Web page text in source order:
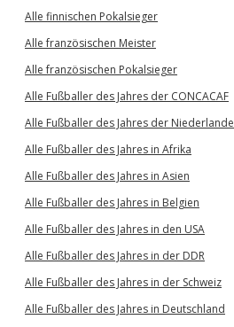
Alle finnischen Pokalsieger
Alle französischen Meister
Alle französischen Pokalsieger
Alle Fußballer des Jahres der CONCACAF
Alle Fußballer des Jahres der Niederlande
Alle Fußballer des Jahres in Afrika
Alle Fußballer des Jahres in Asien
Alle Fußballer des Jahres in Belgien
Alle Fußballer des Jahres in den USA
Alle Fußballer des Jahres in der DDR
Alle Fußballer des Jahres in der Schweiz
Alle Fußballer des Jahres in Deutschland